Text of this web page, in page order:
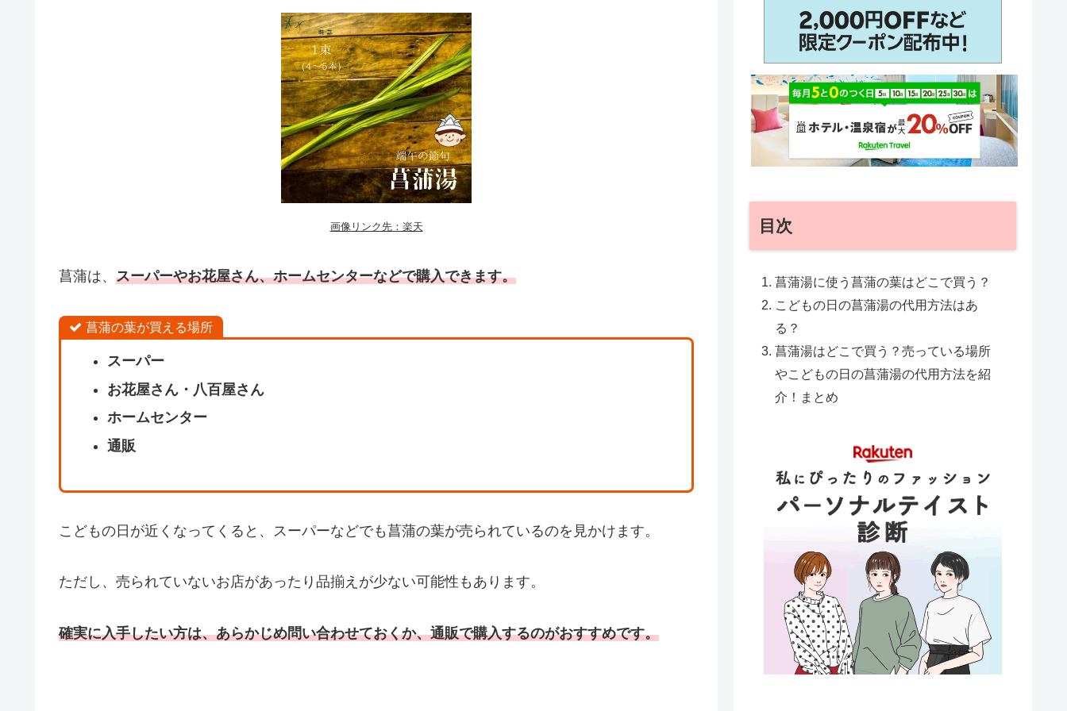
画像リンク先：楽天
菖蒲は、 スーパーやお花屋さん、ホームセンターなどで購入できます。
菖蒲の葉が買える場所
スーパー
お花屋さん・八百屋さん
ホームセンター
通販
こどもの日が近くなってくると、スーパーなどでも菖蒲の葉が売られているのを見かけます。
ただし、売られていないお店があったり品揃えが少ない可能性もあります。
確実に入手したい方は、あらかじめ問い合わせておくか、通販で購入するのがおすすめです。
目次
菖蒲湯に使う菖蒲の葉はどこで買う？
こどもの日の菖蒲湯の代用方法はあ
る？
菖蒲湯はどこで買う？売っている場所
やこどもの日の菖蒲湯の代用方法を紹
介！まとめ